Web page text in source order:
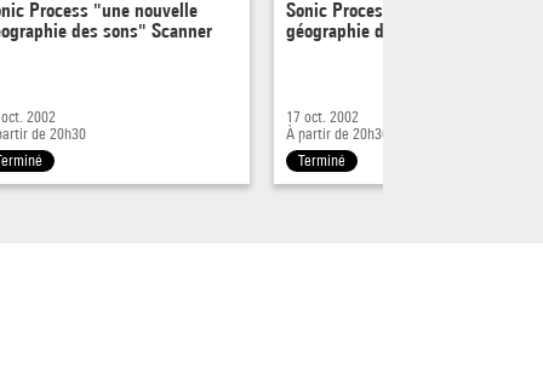
Process "une nouvelle
des sons" Scanner
2002
de 20h30
Sonic Process "une nouvelle
géographie des sons" : Coldcut
17 oct. 2002
À partir de 20h30
Terminé